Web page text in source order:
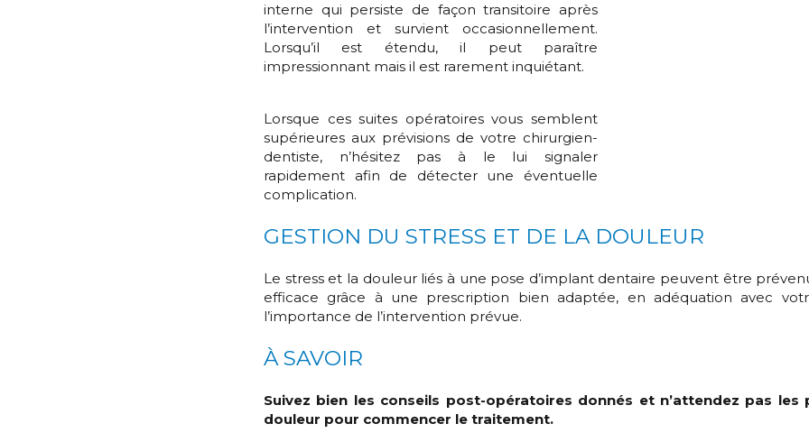
interne qui persiste de façon transitoire après
l’intervention et survient occasionnellement.
Lorsqu’il est étendu, il peut paraître
impressionnant mais il est rarement inquiétant.
Lorsque ces suites opératoires vous semblent
supérieures aux prévisions de votre chirurgien-
dentiste, n’hésitez pas à le lui signaler
rapidement afin de détecter une éventuelle
complication.
GESTION DU STRESS ET DE LA DOULEUR
Le stress et la douleur liés à une pose d’implant dentaire peuvent être
efficace grâce à une prescription bien adaptée, en adéquation avec
l’importance de l’intervention prévue.
À SAVOIR
Suivez bien les conseils post-opératoires donnés et n’attendez pas les
douleur pour commencer le traitement.